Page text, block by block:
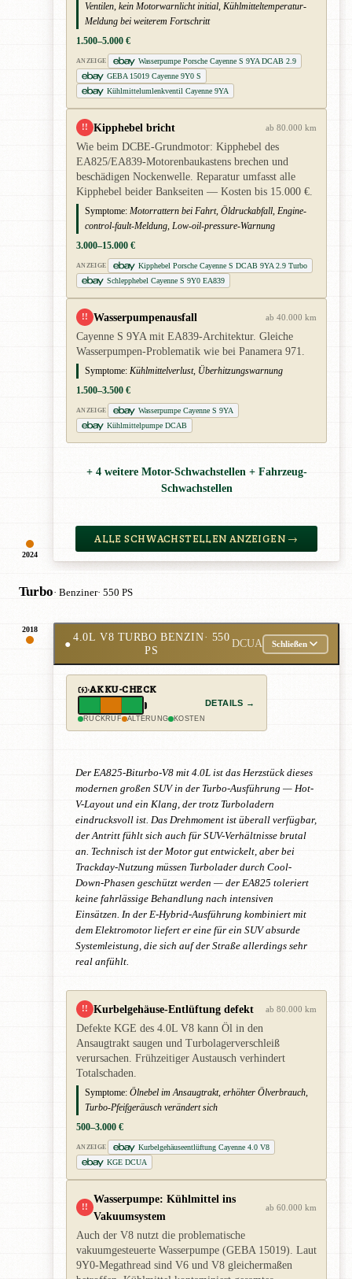
2024
Ventilen, kein Motorwarnlicht initial, Kühlmitteltemperatur-
Meldung bei weiterem Fortschritt
1.500–5.000 €
ANZEIGE
Wasserpumpe Porsche Cayenne S 9YA DCAB 2.9
GEBA 15019 Cayenne 9Y0 S
Kühlmittelumlenkventil Cayenne 9YA
!! Kipphebel bricht ab 80.000 km
Wie beim DCBE-Grundmotor: Kipphebel des
EA825/EA839-Motorenbaukastens brechen und
beschädigen Nockenwelle. Reparatur umfasst alle
Kipphebel beider Bankseiten — Kosten bis 15.000 €.
Symptome: Motorrattern bei Fahrt, Öldruckabfall, Engine-
control-fault-Meldung, Low-oil-pressure-Warnung
3.000–15.000 €
ANZEIGE
Kipphebel Porsche Cayenne S DCAB 9YA 2.9 Turbo
Schlepphebel Cayenne S 9Y0 EA839
!! Wasserpumpenausfall ab 40.000 km
Cayenne S 9YA mit EA839-Architektur. Gleiche
Wasserpumpen-Problematik wie bei Panamera 971.
Symptome: Kühlmittelverlust, Überhitzungswarnung
1.500–3.500 €
ANZEIGE
Wasserpumpe Cayenne S 9YA
Kühlmittelpumpe DCAB
+ 4 weitere Motor-Schwachstellen + Fahrzeug-
Schwachstellen
ALLE SCHWACHSTELLEN ANZEIGEN →
Turbo· Benziner· 550 PS
2018
●
4.0L V8 TURBO BENZIN· 550
PS
DCUA Schließen
AKKU-CHECK
RÜCKRUF ALTERUNG KOSTEN
DETAILS →
Der EA825-Biturbo-V8 mit 4.0L ist das Herzstück dieses
modernen großen SUV in der Turbo-Ausführung — Hot-
V-Layout und ein Klang, der trotz Turboladern
eindrucksvoll ist. Das Drehmoment ist überall verfügbar,
der Antritt fühlt sich auch für SUV-Verhältnisse brutal
an. Technisch ist der Motor gut entwickelt, aber bei
Trackday-Nutzung müssen Turbolader durch Cool-
Down-Phasen geschützt werden — der EA825 toleriert
keine fahrlässige Behandlung nach intensiven
Einsätzen. In der E-Hybrid-Ausführung kombiniert mit
dem Elektromotor liefert er eine für ein SUV absurde
Systemleistung, die sich auf der Straße allerdings sehr
real anfühlt.
!! Kurbelgehäuse-Entlüftung defekt ab 80.000 km
Defekte KGE des 4.0L V8 kann Öl in den
Ansaugtrakt saugen und Turbolagerverschleiß
verursachen. Frühzeitiger Austausch verhindert
Totalschaden.
Symptome: Ölnebel im Ansaugtrakt, erhöhter Ölverbrauch,
Turbo-Pfeifgeräusch verändert sich
500–3.000 €
ANZEIGE
Kurbelgehäuseentlüftung Cayenne 4.0 V8
KGE DCUA
!!
Wasserpumpe: Kühlmittel ins
Vakuumsystem
ab 60.000 km
Auch der V8 nutzt die problematische
vakuumgesteuerte Wasserpumpe (GEBA 15019). Laut
9Y0-Megathread sind V6 und V8 gleichermaßen